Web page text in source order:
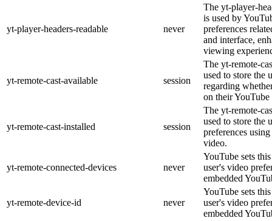
yt-player-headers-readable never
The yt-player-
is used by
preferences
and interface,
viewing
yt-remote-cast-available session
The yt-remote-
used to store the
regarding
on their
yt-remote-cast-installed session
The yt-remote-
used to store the
preferences
video.
yt-remote-connected-devices never
YouTube sets
user's video
embedded
yt-remote-device-id never
YouTube sets
user's video
embedded